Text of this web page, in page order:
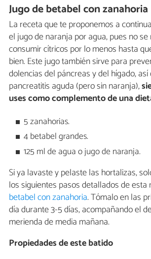
Jugo de betabel con zanahoria
La receta que te proponemos a
el jugo de naranja por agua, pues no
consumir cítricos por lo menos hasta
bien. Este jugo también sirve para
dolencias del páncreas y del hígado,
pancreatitis aguda (pero sin naranja),
uses como complemento de una
5 zanahorias.
4 betabel grandes.
125 ml de agua o jugo de naranja.
Si ya lavaste y pelaste las hortalizas,
los siguientes pasos detallados de esta
betabel con zanahoria. Tómalo en las
día durante 3-5 días, acompañando el
merienda de media mañana.
Propiedades de este batido